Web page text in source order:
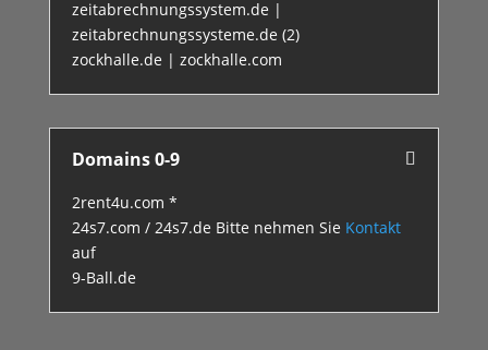
zeitabrechnungssystem.de |
zeitabrechnungssysteme.de (2)
zockhalle.de | zockhalle.com
Domains 0-9
2rent4u.com *
24s7.com / 24s7.de Bitte nehmen Sie Kontakt
auf
9-Ball.de